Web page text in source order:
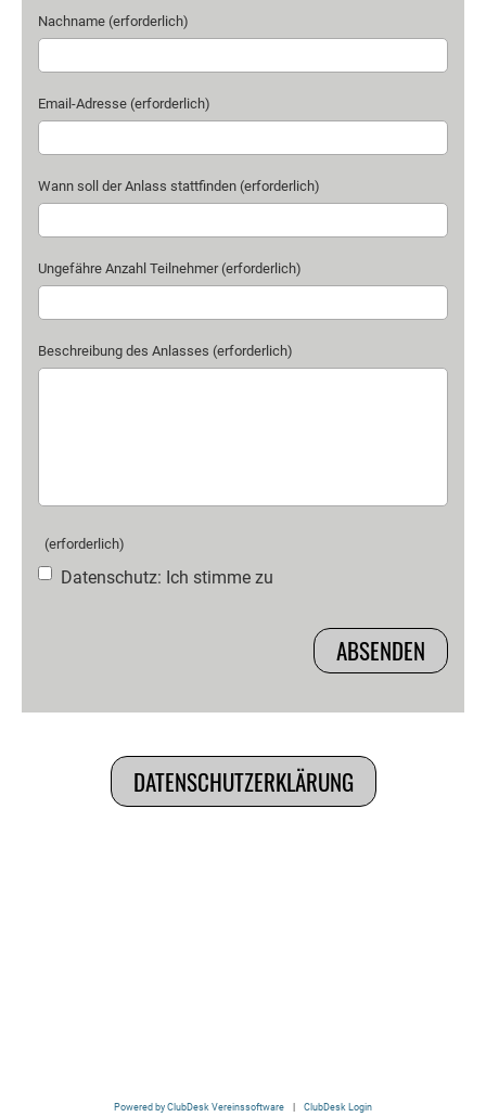
Nachname (erforderlich)
Email-Adresse (erforderlich)
Wann soll der Anlass stattfinden (erforderlich)
Ungefähre Anzahl Teilnehmer (erforderlich)
Beschreibung des Anlasses (erforderlich)
(erforderlich)
Datenschutz: Ich stimme zu
DATENSCHUTZERKLÄRUNG
Powered by ClubDesk Vereinssoftware | ClubDesk Login